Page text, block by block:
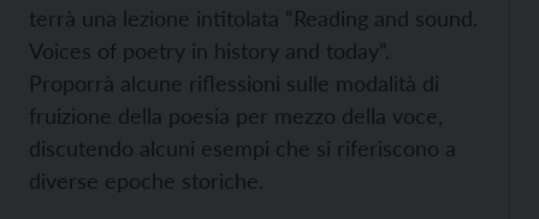
terrà una lezione intitolata “Reading and sound.
Voices of poetry in history and today”.
Proporrà alcune riflessioni sulle modalità di
fruizione della poesia per mezzo della voce,
discutendo alcuni esempi che si riferiscono a
diverse epoche storiche.